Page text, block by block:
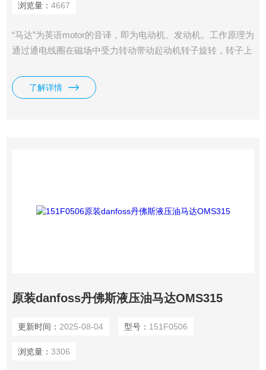
浏览量： 4667
“马达”为英语motor的音译，即为电动机、发动机。工作原理为
通过通电线圈在磁场中受力转动带动起动机转子旋转，转子上
车行业。我司丹佛斯DANFOSS液压马达OMS315附证明.
了解详情
原装danfoss丹佛斯液压油马达OMS315
更新时间： 2025-08-04 型号： 151F0506
浏览量： 3306